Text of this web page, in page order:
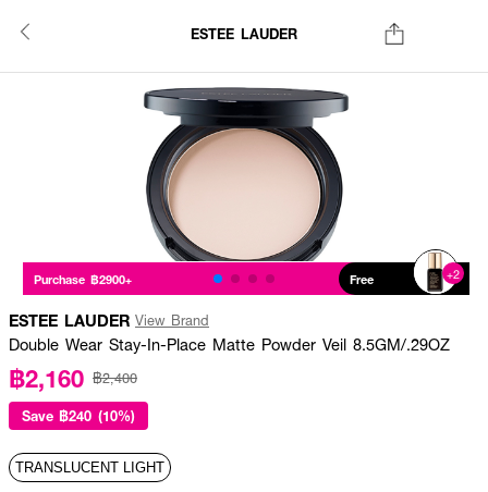
ESTEE LAUDER
Purchase ฿2900+ Free +2
ESTEE LAUDER View Brand
Double Wear Stay-In-Place Matte Powder Veil 8.5GM/.29OZ
฿2,160 ฿2,400
Save ฿240 (10%)
TRANSLUCENT LIGHT